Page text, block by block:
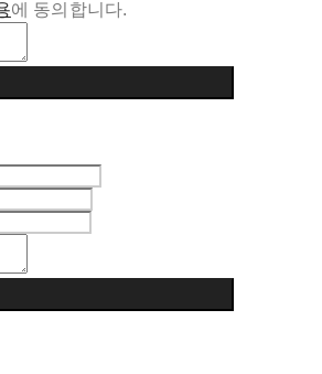
에 동의합니다.